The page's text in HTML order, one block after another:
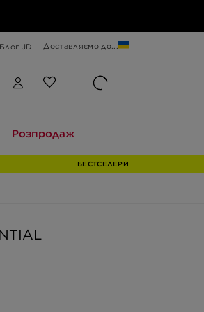
Блог JD Доставляємо до...
Розпродаж
БЕСТСЕЛЕРИ